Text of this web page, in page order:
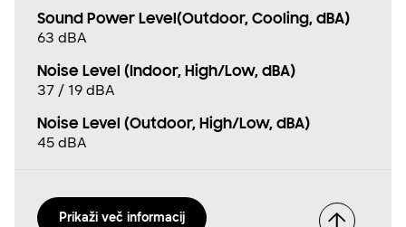
Sound Power Level(Outdoor, Cooling, dBA)
63 dBA
Noise Level (Indoor, High/Low, dBA)
37 / 19 dBA
Noise Level (Outdoor, High/Low, dBA)
45 dBA
Prikaži več informacij